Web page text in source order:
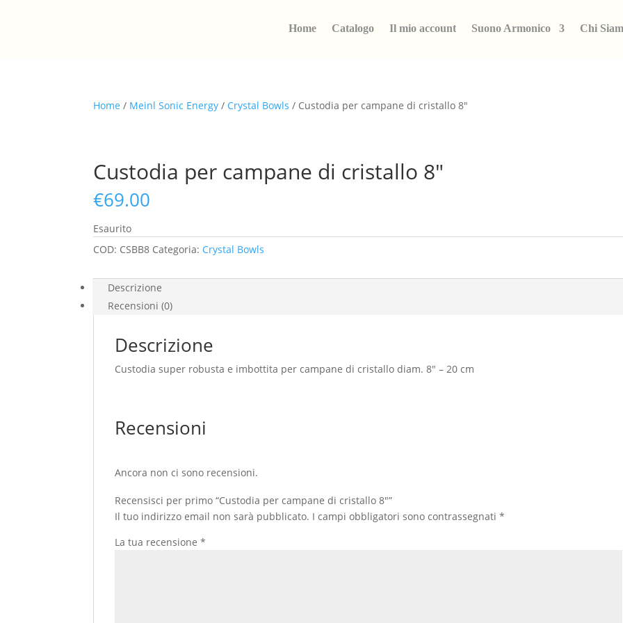
Home Catalogo Il mio account Suono Armonico Chi
Home / Meinl Sonic Energy / Crystal Bowls / Custodia per campane di cristallo 8″
Custodia per campane di cristallo 8″
€69.00
Esaurito
COD: CSBB8 Categoria: Crystal Bowls
Descrizione
Recensioni (0)
Descrizione
Custodia super robusta e imbottita per campane di cristallo diam. 8″ – 20 cm
Recensioni
Ancora non ci sono recensioni.
Recensisci per primo “Custodia per campane di cristallo 8″”
Il tuo indirizzo email non sarà pubblicato. I campi obbligatori sono contrassegnati*
La tua recensione*